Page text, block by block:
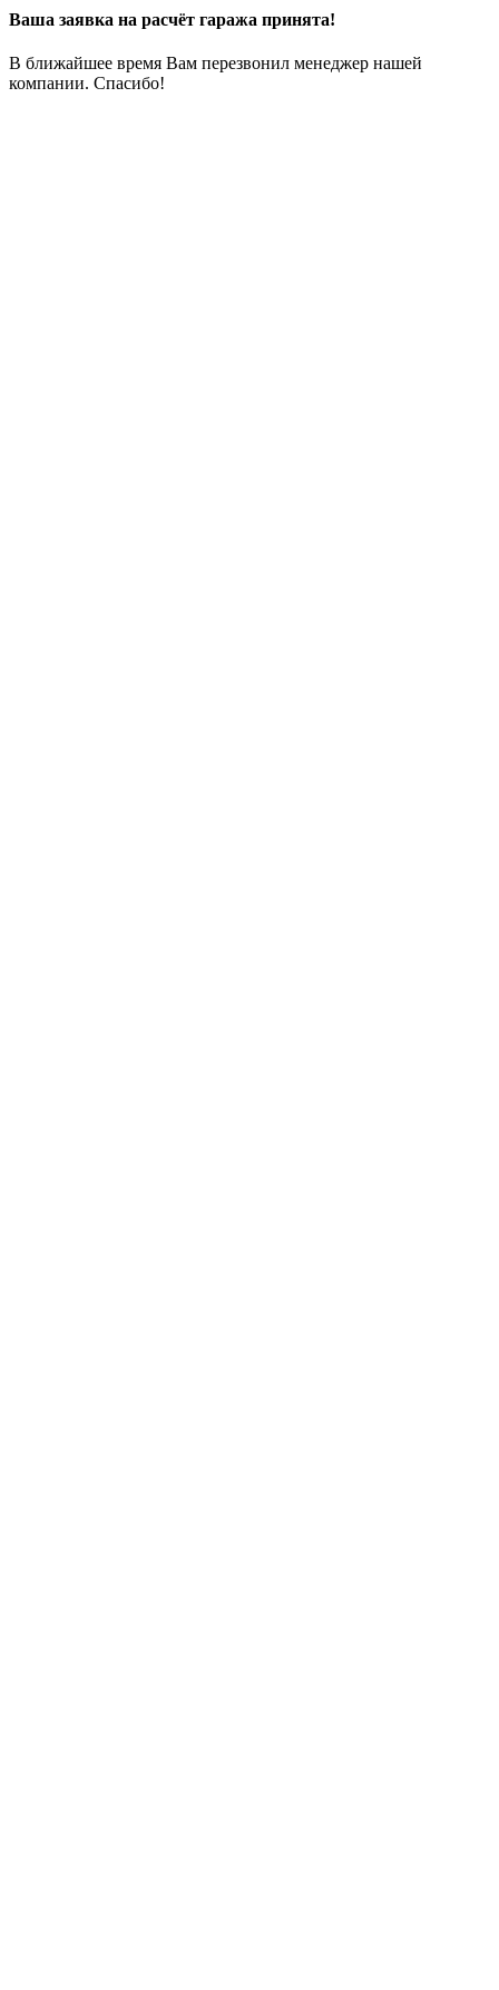
Ваша заявка на расчёт гаража принята!
В ближайшее время Вам перезвонил менеджер нашей
компании. Спасибо!